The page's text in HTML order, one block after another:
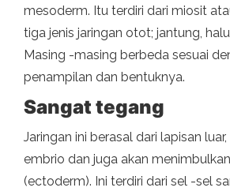
mesoderm. Itu terdiri dari miosit
tiga jenis jaringan otot; jantung,
Masing -masing berbeda sesuai
penampilan dan bentuknya.
Sangat tegang
Jaringan ini berasal dari lapisan
embrio dan juga akan
(ectoderm). Ini terdiri dari sel -sel